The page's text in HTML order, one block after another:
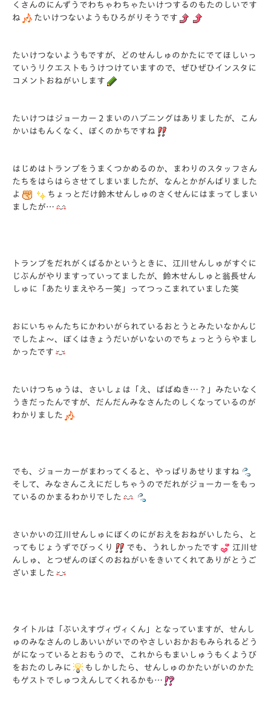
くさんのにんずうでわちゃわちゃたいけつするのもたのしいです
ね
たいけつないようもひろがりそうです
たいけつないようもですが、どのせんしゅのかたにでてほしいっ
ていうリクエストもうけつけていますので、ぜひぜひインスタに
コメントおねがいします
たいけつはジョーカー２まいのハプニングはありましたが、こん
かいはもんくなく、ぼくのかちですね
はじめはトランプをうまくつかめるのか、まわりのスタッフさん
たちをはらはらさせてしまいましたが、なんとかがんばりました
よ
ちょっとだけ鈴木せんしゅのさくせんにはまってしまい
ましたが…
トランプをだれがくばるかというときに、江川せんしゅがすぐに
じぶんがやりますっていってましたが、鈴木せんしゅと翁長せん
しゅに「あたりまえやろー笑」ってつっこまれていました笑
おにいちゃんたちにかわいがられているおとうとみたいなかんじ
でしたよ～、ぼくはきょうだいがいないのでちょっとうらやまし
かったです
たいけつちゅうは、さいしょは「え、ばばぬき…？」みたいなく
うきだったんですが、だんだんみなさんたのしくなっているのが
わかりました
でも、ジョーカーがまわってくると、やっぱりあせりますね
そして、みなさんこえにだしちゃうのでだれがジョーカーをもっ
ているのかまるわかりでした
さいかいの江川せんしゅにぼくのにがおえをおねがいしたら、と
ってもじょうずでびっくり
でも、うれしかったです
江川せ
んしゅ、とつぜんのぼくのおねがいをきいてくれてありがとうご
ざいました
タイトルは「ぶいえすヴィヴィくん」となっていますが、せんし
ゅのみなさんのしあいいがいでのやさしいおかおもみられるどう
がになっているとおもうので、これからもまいしゅうもくようび
をおたのしみに
もしかしたら、せんしゅのかたいがいのかた
もゲストでしゅつえんしてくれるかも…